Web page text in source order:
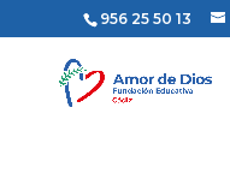
956 25 50 13